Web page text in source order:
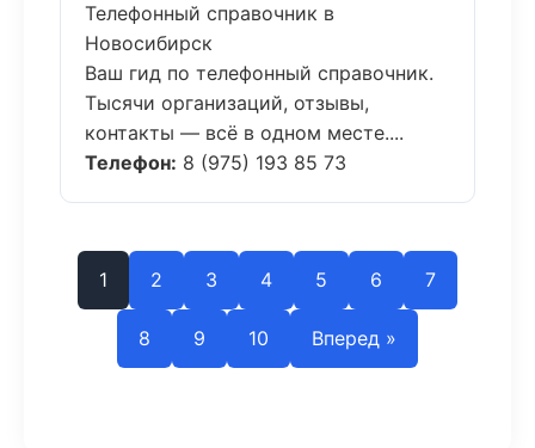
Телефонный справочник в
Новосибирск
Ваш гид по телефонный справочник.
Тысячи организаций, отзывы,
контакты — всё в одном месте....
Телефон: 8 (975) 193 85 73
1 2 3 4 5 6 7
8 9 10 Вперед »